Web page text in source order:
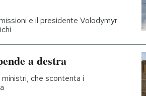
e il presidente Volodymyr
a destra
che scontenta i